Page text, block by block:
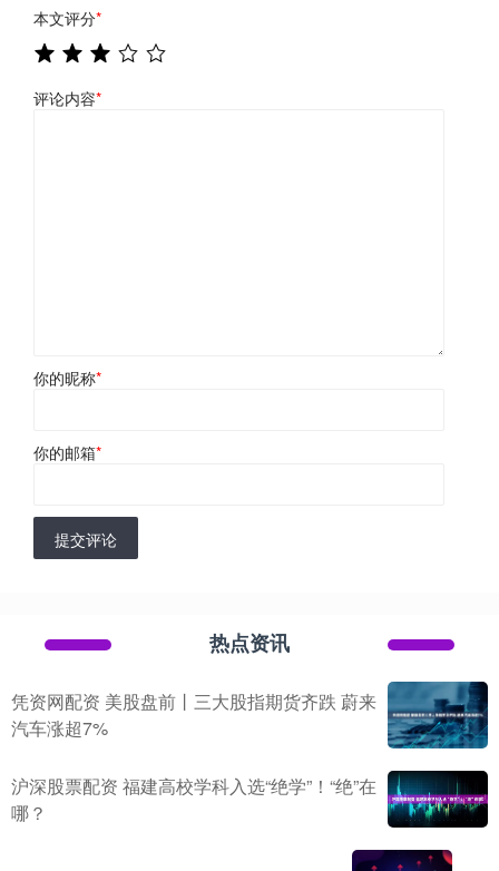
本文评分*
评论内容*
你的昵称*
你的邮箱*
提交评论
热点资讯
凭资网配资 美股盘前丨三大股指期货齐跌 蔚来
汽车涨超7%
沪深股票配资 福建高校学科入选“绝学”！“绝”在
哪？